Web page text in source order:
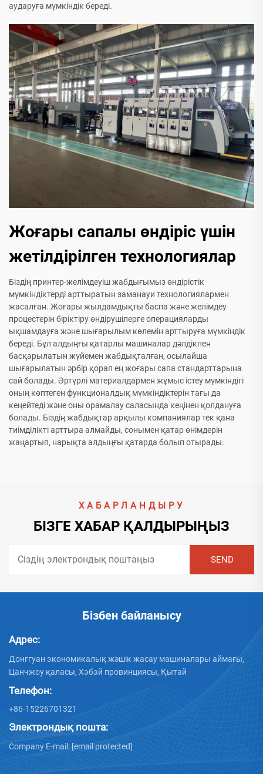
аударуға мүмкіндік береді.
Жоғары сапалы өндіріс үшін
жетілдірілген технологиялар
Біздің принтер-желімдеуіш жабдығымыз өндірістік
мүмкіндіктерді арттыратын заманауи технологиялармен
жасалған. Жоғары жылдамдықты баспа және желімдеу
процестерін біріктіру өндірушілерге операцияларды
ықшамдауға және шығарылым көлемін арттыруға мүмкіндік
береді. Бұл алдыңғы қатарлы машиналар дәлдікпен
басқарылатын жүйемен жабдықталған, осылайша
шығарылатын әрбір қорап ең жоғары сапа стандарттарына
сай болады. Әртүрлі материалдармен жұмыс істеу мүмкіндігі
оның көптеген функционалдық мүмкіндіктерін тағы да
кеңейтеді және оны орамалау саласында кеңінен қолдануға
болады. Біздің жабдықтар арқылы компаниялар тек қана
тиімділікті арттыра алмайды, сонымен қатар өнімдерін
жаңартып, нарықта алдыңғы қатарда болып отырады.
ХАБАРЛАНДЫРУ
БІЗГЕ ХАБАР ҚАЛДЫРЫҢЫЗ
Бізбен байланысу
Адрес:
Донггуан экономикалық жәшік жасау машиналары аймағы,
Цанчжоу қаласы, Хэбэй провинциясы, Қытай
Телефон:
+86-15226701321
Электрондық пошта:
Company E-mail: [email protected]